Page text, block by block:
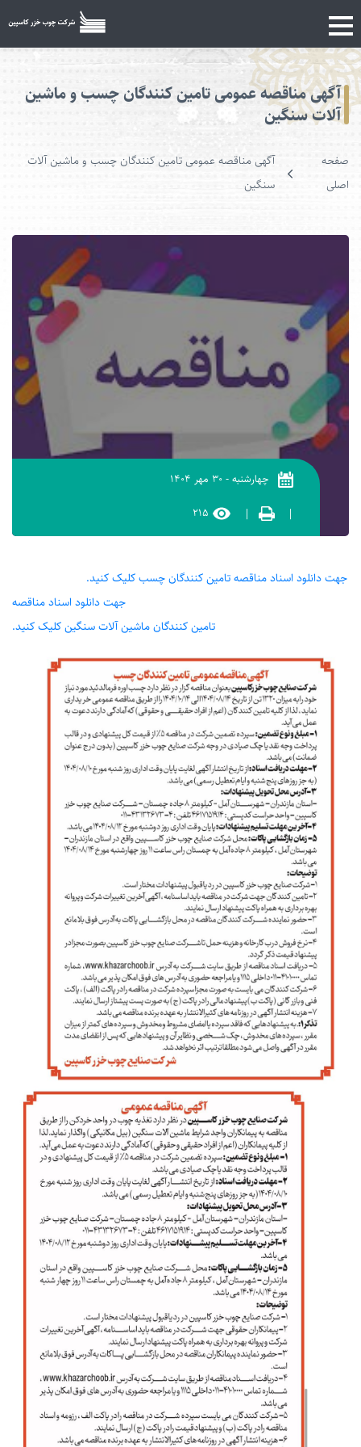
آگهی مناقصه عمومی تامین کنندگان چسب و ماشین
آلات سنگین
صفحه
اصلی
آگهی مناقصه عمومی تامین کنندگان چسب و ماشین آلات
سنگین
چهارشنبه- ۳۰ مهر ۱۴۰۴
|
| ۲۱۵
جهت دانلود اسناد مناقصه تامین کنندگان چسب کلیک کنید.
جهت دانلود اسناد مناقصه
تامین کنندگان ماشین آلات سنگین کلیک کنید.